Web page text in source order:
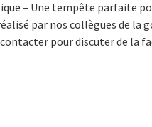
– Une tempête parfaite
par nos collègues de la
pour discuter de la